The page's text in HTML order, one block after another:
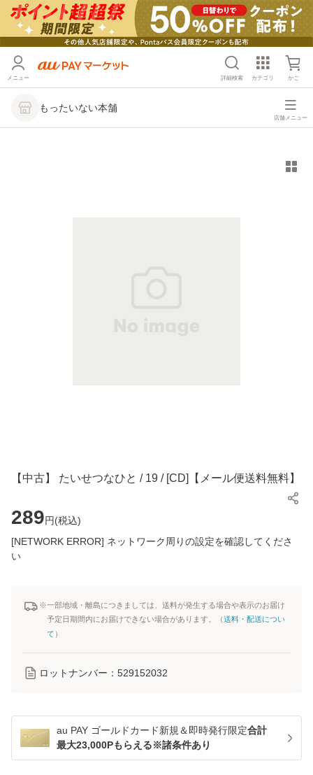
メニュー 詳細検索 カテゴリ かご
もったいない本舗
店舗メニュー
【中古】 たいせつなひと / 19 / [CD]【メール便送料無料】
289円(税込)
[NETWORK ERROR] ネットワーク周りの設定を確認してくださ
い
※一部地域・離島につきましては、送料が発生する場合や表示のお届け
予定日期間内にお届けできない場合があります。（送料・配送につい
て ）
ロットナンバー： 529152032
au PAY ゴールドカード新規＆即時発行限定合計
最大23,000Pもらえる※諸条件あり